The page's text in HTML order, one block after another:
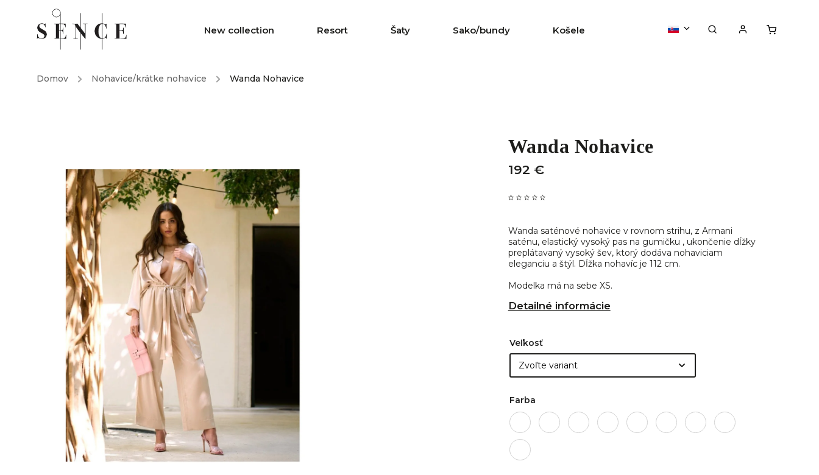
New collection Resort Šaty Sako/bundy Košele Svetre/mikiny Tričká/tielka/topy
Domov / Nohavice/krátke nohavice / Wanda Nohavice
Wanda Nohavice
192 €
Wanda saténové nohavice v rovnom strihu, z Armani
saténu, elastický vysoký pas na gumičku , ukončenie dĺžky
preplátavaný vysoký šev, ktorý dodáva nohaviciam
eleganciu a štýl. Dĺžka nohavíc je 112 cm.
Modelka má na sebe XS.
Detailné informácie
Veľkosť
Farba